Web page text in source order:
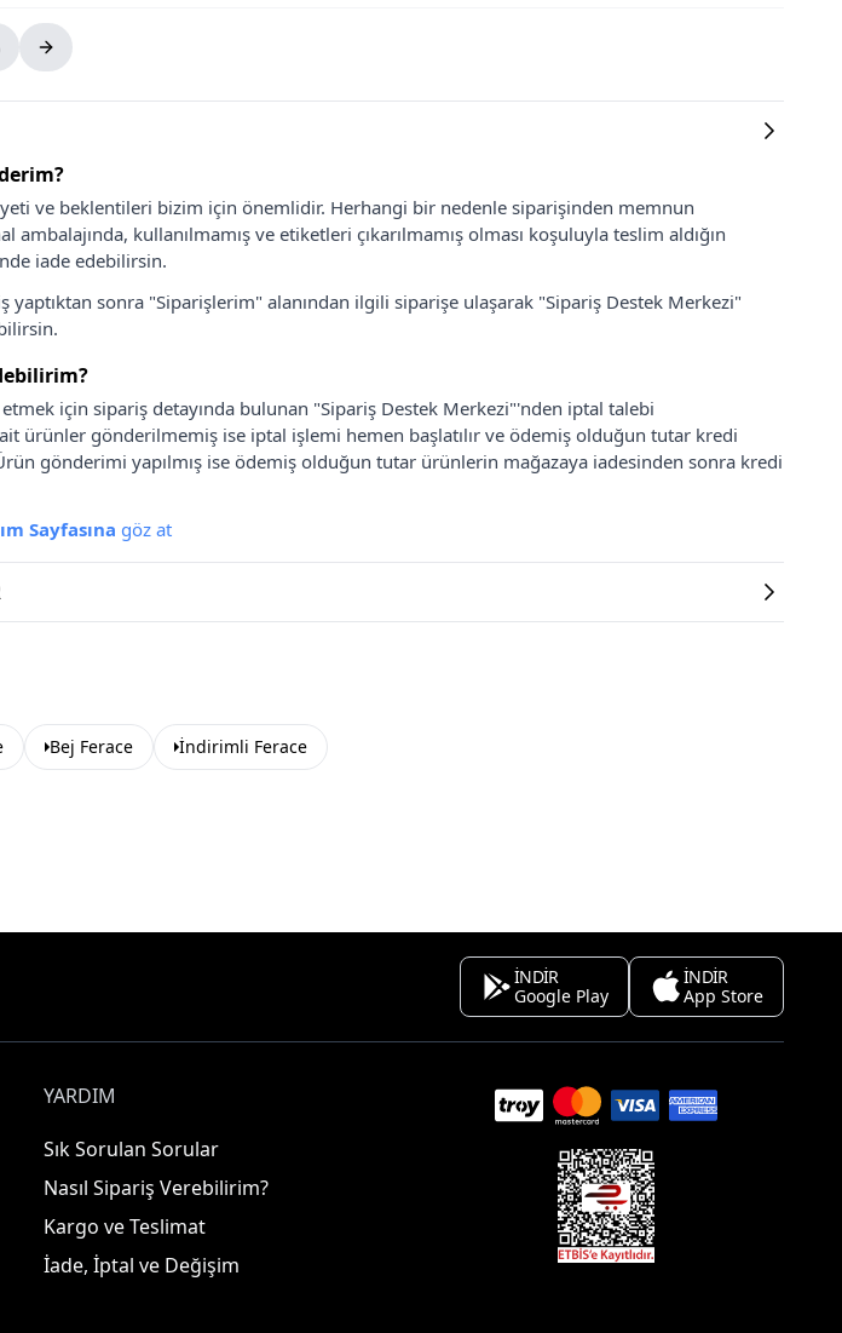
ve beklentileri bizim için önemlidir. Herhangi bir nedenle siparişinden memnun
kullanılmamış ve etiketleri çıkarılmamış olması koşuluyla teslim aldığın
iade edebilirsin.
yaptıktan sonra "Siparişlerim" alanından ilgili siparişe ulaşarak "Sipariş Destek Merkezi"
için sipariş detayında bulunan "Sipariş Destek Merkezi"'nden iptal talebi
ürünler gönderilmemiş ise iptal işlemi hemen başlatılır ve ödemiş olduğun tutar kredi
gönderimi yapılmış ise ödemiş olduğun tutar ürünlerin mağazaya iadesinden sonra kredi
Sayfasına göz at
Bej Ferace İndirimli Ferace
İNDİR
Google Play
İNDİR
App Store
YARDIM
Sık Sorulan Sorular
Nasıl Sipariş Verebilirim?
Kargo ve Teslimat
İade, İptal ve Değişim